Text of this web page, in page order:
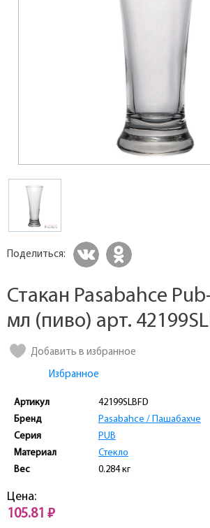
Поделиться:
Стакан Pasabahce
мл (пиво) арт.
Добавить в избранное
Избранное
Артикул
42199SLBFD
Бренд
Pasabahce / Пашабахче
Серия
PUB
Материал
Стекло
Вес
0.284 кг
Цена:
105.81 ₽